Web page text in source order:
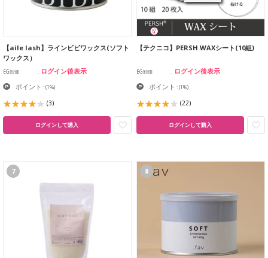
【aile lash】ラインビビワックス(ソフト
ワックス）
EG卸価 ログイン後表示
ポイント :(1%)
(3)
ログインして購入
【テクニコ】PERSH WAXシート(10組)
EG卸価 ログイン後表示
ポイント :(1%)
(22)
ログインして購入
7 8